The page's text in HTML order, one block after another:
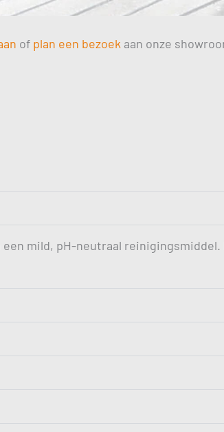
of plan een bezoek aan onze
mild, pH-neutraal reinigingsmiddel.